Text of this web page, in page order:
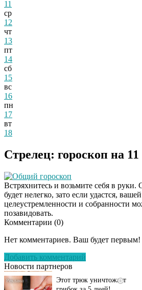
11
ср
12
чт
13
пт
14
сб
15
вс
16
пн
17
вт
18
Стрелец: гороскоп на
Общий гороскоп
Встряхнитесь и возьмите себя в руки.
будет нелегко, зато если удастся, вашей
целеустремленности и собранности
позавидовать.
Комментарии (0)
Нет комментариев. Ваш будет первым!
Добавить комментарий
Новости партнеров
Даже самый
исчезнет с корнем,
грибок за 5 дней!